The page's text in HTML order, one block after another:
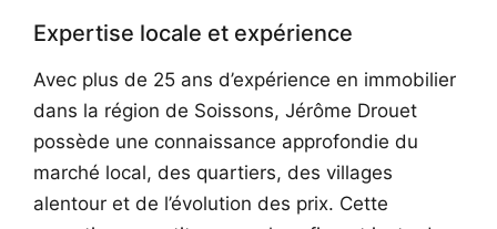
Expertise locale et expérience
Avec plus de 25 ans d’expérience en immobilier
dans la région de Soissons, Jérôme Drouet
possède une connaissance approfondie du
marché local, des quartiers, des villages
alentour et de l’évolution des prix. Cette